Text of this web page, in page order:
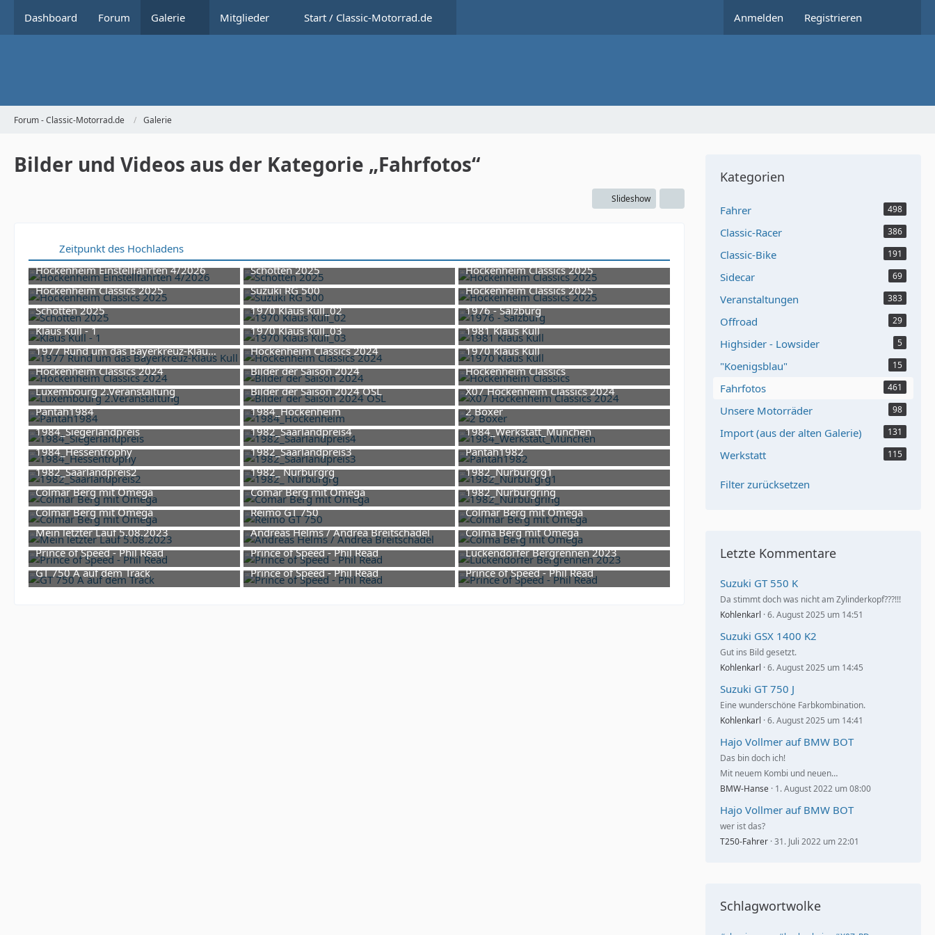
Dashboard Forum Galerie Mitglieder Start / Classic-Motorrad.de Anmelden Registrieren
Forum - Classic-Motorrad.de Galerie
Bilder und Videos aus der Kategorie „Fahrfotos“
Slideshow
Zeitpunkt des Hochladens
Hockenheim Einstellfahrten 4/2026
10. Mai 2026 um 20:08
1
Hockenheim Classics 2025
23. November 2025 um 17:13
Schotten 2025
23. November 2025 um 17:03
Klaus Kull - 1
26. Juni 2025 um 19:53
1977 Rund um das Bayerkreuz-Klaus Kull
26. Juni 2025 um 19:53
Hockenheim Classics 2024
17. November 2024 um 10:27
Luxembourg 2.Veranstaltung
17. November 2024 um 09:23
Pantah1984
10. Juni 2024 um 08:32
1984_Siegerlandpreis
10. Juni 2024 um 08:32
1984_Hessentrophy
10. Juni 2024 um 08:32
1982_Saarlandpreis2
10. Juni 2024 um 08:32
Colmar Berg mit Omega
2. Juni 2024 um 12:52
Colmar Berg mit Omega
2. Juni 2024 um 12:52
Mein letzter Lauf 5.08.2023
14. Oktober 2023 um 23:48
Prince of Speed - Phil Read
7. Oktober 2022 um 10:04
GT 750 A auf dem Track
9. Februar 2026 um 15:27
Schotten 2025
23. November 2025 um 17:04
Suzuki RG 500
27. Juli 2025 um 09:38
1970 Klaus Kull_02
26. Juni 2025 um 19:53
1970 Klaus Kull_03
26. Juni 2025 um 19:53
Hockenheim Classics 2024
17. November 2024 um 10:27
Bilder der Saison 2024
17. November 2024 um 09:19
Bilder der Saison 2024 OSL
17. November 2024 um 09:19
1984_Hockenheim
10. Juni 2024 um 08:32
1982_Saarlandpreis4
10. Juni 2024 um 08:32
1982_Saarlandpreis3
10. Juni 2024 um 08:32
1982_ Nürburgrg
10. Juni 2024 um 08:32
Comar Berg mit Omega
2. Juni 2024 um 12:52
Reimo GT 750
10. November 2023 um 11:52
Andreas Helms / Andrea Breitschädel
13. Februar 2023 um 08:41
Prince of Speed - Phil Read
7. Oktober 2022 um 10:04
Prince of Speed - Phil Read
7. Oktober 2022 um 10:04
Hockenheim Classics 2025
23. November 2025 um 17:17
Hockenheim Classics 2025
23. November 2025 um 17:11
1976 - Salzburg
18. Oktober 2025 um 17:06
1981 Klaus Kull
26. Juni 2025 um 19:53
1970 Klaus Kull
26. Juni 2025 um 19:53
Hockenheim Classics
17. November 2024 um 10:27
X07 Hockenheim Classics 2024
17. November 2024 um 10:27
2 Boxer
17. November 2024 um 09:19
1984_Werkstatt_München
10. Juni 2024 um 08:32
Pantah1982
10. Juni 2024 um 08:32
1982_Nürburgrg1
10. Juni 2024 um 08:32
1982_Nürburgring
10. Juni 2024 um 08:32
Colmar Berg mit Omega
2. Juni 2024 um 12:52
Colma Berg mit Omega
2. Juni 2024 um 12:52
Lückendorfer Bergrennen 2023
20. August 2023 um 23:59
Prince of Speed - Phil Read
7. Oktober 2022 um 10:04
Kategorien
Fahrer 498
Classic-Racer 386
Classic-Bike 191
Sidecar 69
Veranstaltungen 383
Offroad 29
Highsider - Lowsider 5
"Koenigsblau" 15
Fahrfotos 461
Unsere Motorräder 98
Import (aus der alten Galerie) 131
Werkstatt 115
Filter zurücksetzen
Letzte Kommentare
Suzuki GT 550 K
Da stimmt doch was nicht am Zylinderkopf???!!!
Kohlenkarl 6. August 2025 um 14:51
Suzuki GSX 1400 K2
Gut ins Bild gesetzt.
Kohlenkarl 6. August 2025 um 14:45
Suzuki GT 750 J
Eine wunderschöne Farbkombination.
Kohlenkarl 6. August 2025 um 14:41
Hajo Vollmer auf BMW BOT
Das bin doch ich!
Mit neuem Kombi und neuen…
BMW-Hanse 1. August 2022 um 08:00
Hajo Vollmer auf BMW BOT
wer ist das?
T250-Fahrer 31. Juli 2022 um 22:01
Schlagwortwolke